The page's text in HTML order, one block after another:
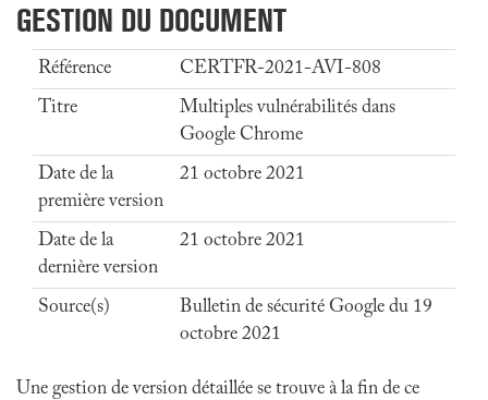
GESTION DU DOCUMENT
Référence
CERTFR-2021-AVI-808
Titre
Multiples vulnérabilités dans
Google Chrome
Date de la
première version
21 octobre 2021
Date de la
dernière version
21 octobre 2021
Source(s)
Bulletin de sécurité Google du 19
octobre 2021
Une gestion de version détaillée se trouve à la fin de ce